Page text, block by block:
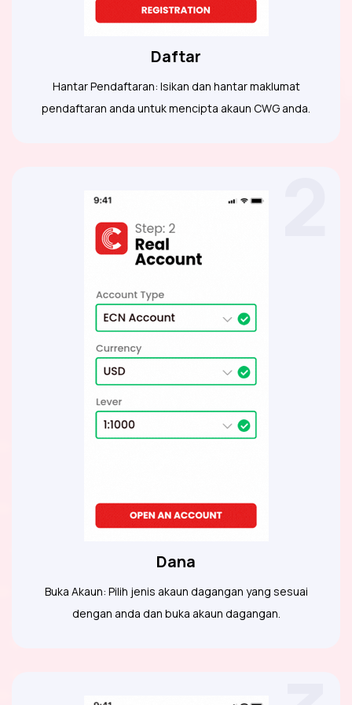
Daftar
Hantar Pendaftaran: Isikan dan hantar maklumat
pendaftaran anda untuk mencipta akaun CWG anda.
Dana
Buka Akaun: Pilih jenis akaun dagangan yang sesuai
dengan anda dan buka akaun dagangan.